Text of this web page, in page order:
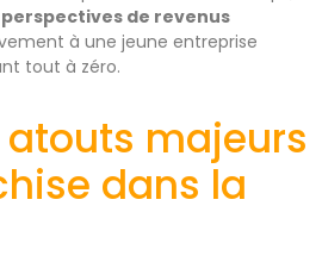
perspectives de revenus
à une jeune entreprise
tout à zéro.
atouts majeurs
dans la